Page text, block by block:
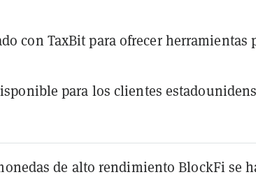
con TaxBit para ofrecer herramientas
para los clientes
de alto rendimiento BlockFi se